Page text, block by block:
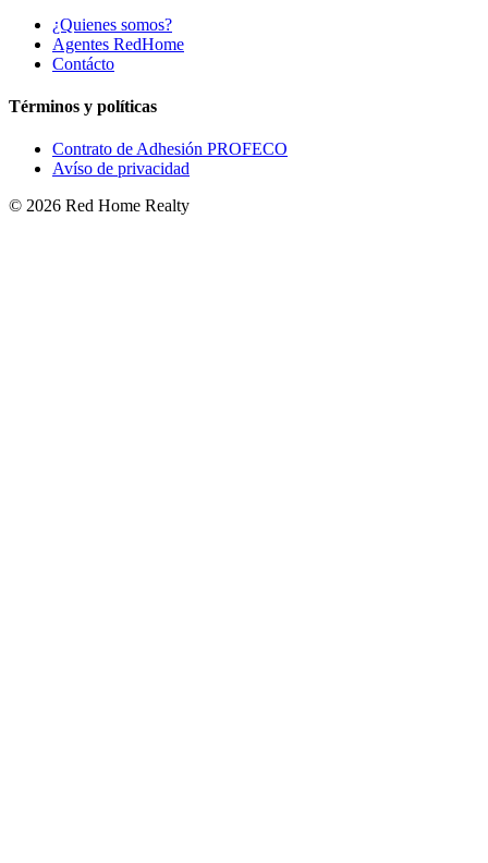
¿Quienes somos?
Agentes RedHome
Contácto
Términos y políticas
Contrato de Adhesión PROFECO
Avíso de privacidad
© 2026 Red Home Realty